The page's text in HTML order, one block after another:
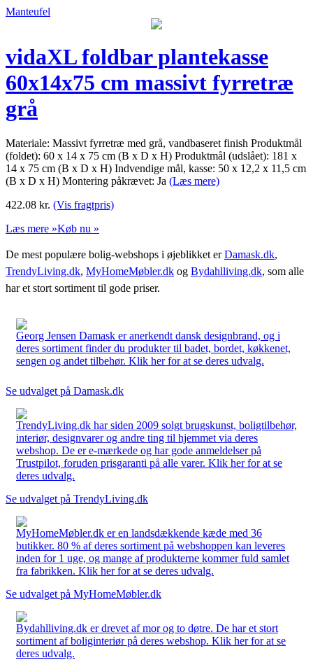
Manteufel
vidaXL foldbar plantekasse
60x14x75 cm massivt fyrretræ
grå
Materiale: Massivt fyrretræ med grå, vandbaseret finish Produktmål
(foldet): 60 x 14 x 75 cm (B x D x H) Produktmål (udslået): 181 x
14 x 75 cm (B x D x H) Indvendige mål, kasse: 50 x 12,2 x 11,5 cm
(B x D x H) Montering påkrævet: Ja (Læs mere)
422.08 kr. (Vis fragtpris)
Læs mere »Køb nu »
De mest populære bolig-webshops i øjeblikket erDamask.dk,
TrendyLiving.dk, MyHomeMøbler.dk og Bydahlliving.dk, som alle
har et stort sortiment til gode priser.
Georg Jensen Damask er anerkendt dansk designbrand, og i
deres sortiment finder du produkter til badet, bordet, køkkenet,
sengen og andet tilbehør. Klik her for at se deres udvalg.
Se udvalget på Damask.dk
TrendyLiving.dk har siden 2009 solgt brugskunst, boligtilbehør,
interiør, designvarer og andre ting til hjemmet via deres
webshop. De er e-mærkede og har gode anmeldelser på
Trustpilot, foruden prisgaranti på alle varer. Klik her for at se
deres udvalg.
Se udvalget på TrendyLiving.dk
MyHomeMøbler.dk er en landsdækkende kæde med 36
butikker. 80 % af deres sortiment på webshoppen kan leveres
inden for 1 uge, og mange af produkterne kommer fuld samlet
fra fabrikken. Klik her for at se deres udvalg.
Se udvalget på MyHomeMøbler.dk
Bydahlliving.dk er drevet af mor og to døtre. De har et stort
sortiment af boliginteriør på deres webshop. Klik her for at se
deres udvalg.